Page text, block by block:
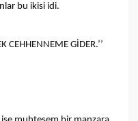
bu ikisi idi.
CEHHENNEME GİDER.’’